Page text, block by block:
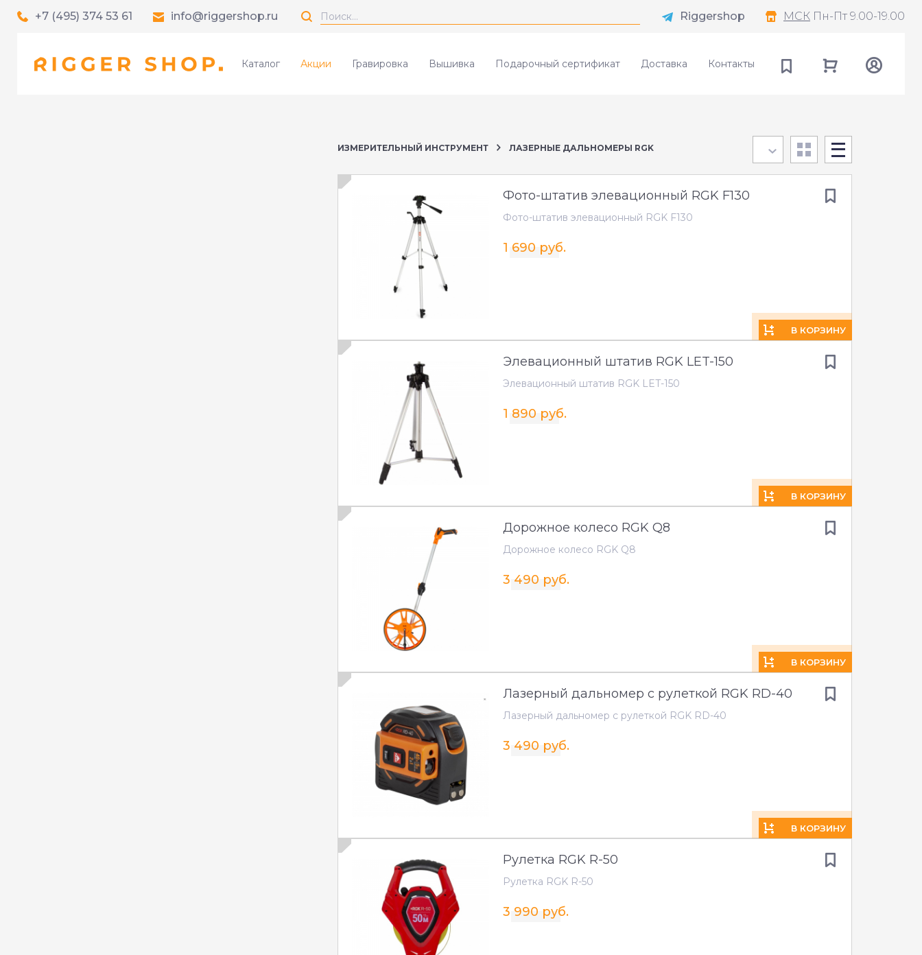
+7 (495) 374 53 61 info@riggershop.ru Riggershop МСК Пн-Пт 9.00-19.00
Каталог Акции Гравировка Вышивка Подарочный сертификат Доставка Контакты
ИЗМЕРИТЕЛЬНЫЙ ИНСТРУМЕНТ ЛАЗЕРНЫЕ ДАЛЬНОМЕРЫ RGK
Фото-штатив элевационный RGK F130
Фото-штатив элевационный RGK F130
1 690 руб.
В КОРЗИНУ
Элевационный штатив RGK LET-150
Элевационный штатив RGK LET-150
1 890 руб.
В КОРЗИНУ
Дорожное колесо RGK Q8
Дорожное колесо RGK Q8
3 490 руб.
В КОРЗИНУ
Лазерный дальномер с рулеткой RGK RD-40
Лазерный дальномер с рулеткой RGK RD-40
3 490 руб.
В КОРЗИНУ
Рулетка RGK R-50
Рулетка RGK R-50
3 990 руб.